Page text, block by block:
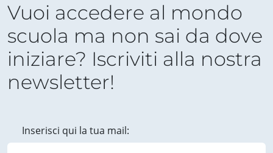
Vuoi accedere al mondo
scuola ma non sai da dove
iniziare? Iscriviti alla nostra
newsletter!
Inserisci qui la tua mail: